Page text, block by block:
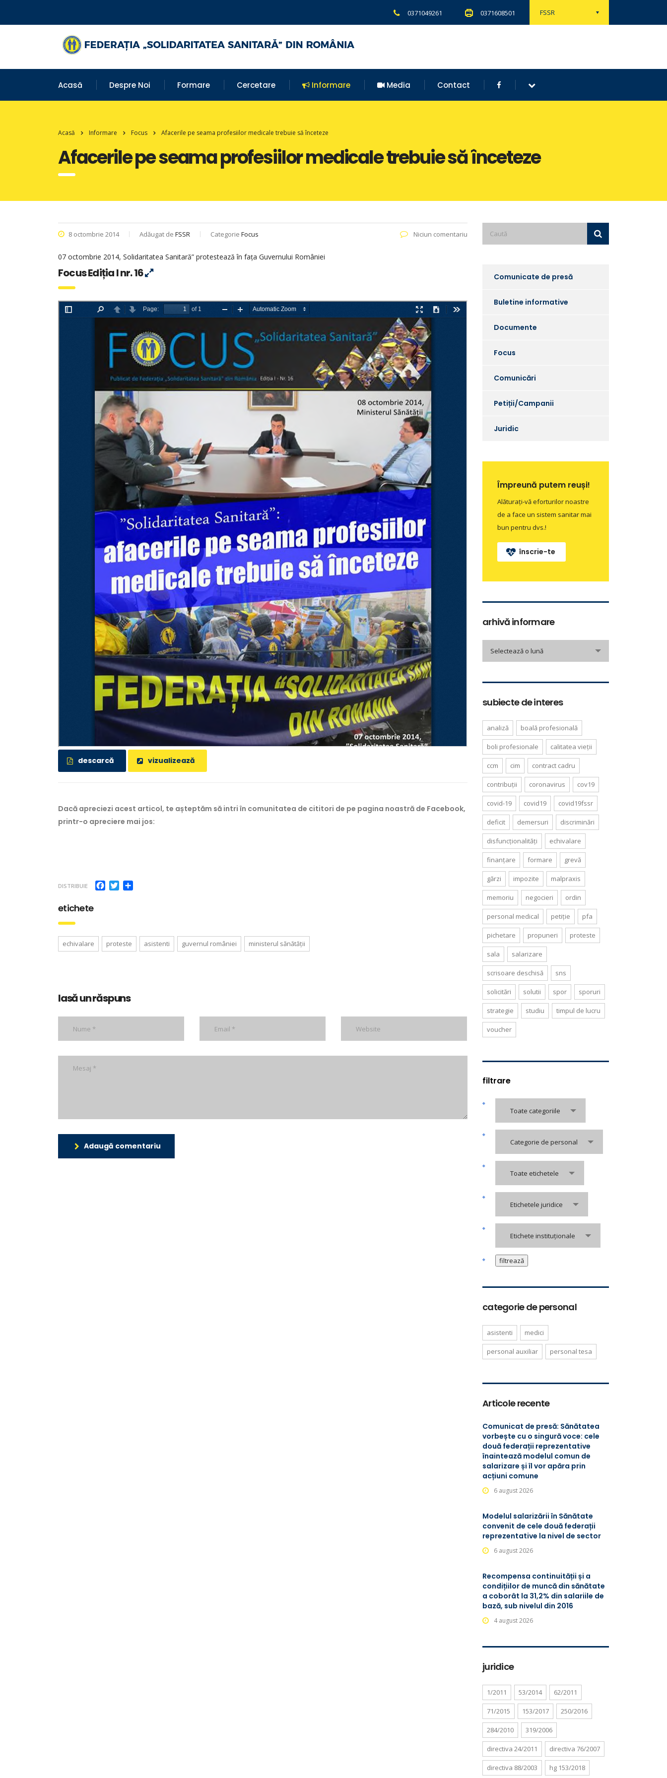
FSSR
0371049261 0371608501
Acasă Despre Noi Formare Cercetare Informare Media Contact
Acasă Informare Focus Afacerile pe seama profesiilor medicale trebuie să înceteze
Afacerile pe seama profesiilor medicale trebuie să înceteze
8 octombrie 2014 Adăugat de FSSR Categorie Focus Niciun comentariu
07 octombrie 2014, Solidaritatea Sanitară” protestează în fața Guvernului României
Focus Ediția I nr. 16
descarcă vizualizează
Dacă apreciezi acest articol, te așteptăm să intri în comunitatea de cititori de pe pagina noastră de Facebook,
printr-o apreciere mai jos:
DISTRIBUIE Facebook
Twitter
etichete
echivalare proteste asistenti guvernul româniei ministerul sănătății
lasă un răspuns
Adaugă comentariu
Comunicate de presă
Buletine informative
Documente
Focus
Comunicări
Petiții/Campanii
Juridic
Împreună putem reuși!
Alăturați-vă eforturilor noastre
de a face un sistem sanitar mai
bun pentru dvs.!
înscrie-te
arhivă informare
informare
Selectează o lună
subiecte de interes
analiză boală profesională
boli profesionale calitatea vieții
ccm cim contract cadru
contribuții coronavirus cov19
covid-19 covid19 covid19fssr
deficit demersuri discriminări
disfuncționalități echivalare
finanțare formare grevă
gărzi impozite malpraxis
memoriu negocieri ordin
personal medical petiție pfa
pichetare propuneri proteste
sala salarizare
scrisoare deschisă sns
solicitări solutii spor sporuri
strategie studiu timpul de lucru
voucher
filtrare
Toate categoriile
Categorie de personal
Toate etichetele
Etichetele juridice
Etichete instituționale
categorie de personal
asistenti medici
personal auxiliar personal tesa
Articole recente
Comunicat de presă: Sănătatea
vorbește cu o singură voce: cele
două federații reprezentative
înaintează modelul comun de
salarizare și îl vor apăra prin
acțiuni comune
6 august 2026
Modelul salarizării în Sănătate
convenit de cele două federații
reprezentative la nivel de sector
6 august 2026
Recompensa continuității și a
condițiilor de muncă din sănătate
a coborât la 31,2% din salariile de
bază, sub nivelul din 2016
4 august 2026
juridice
1/2011 53/2014 62/2011
71/2015 153/2017 250/2016
284/2010 319/2006
directiva 24/2011 directiva 76/2007
directiva 88/2003 hg 153/2018